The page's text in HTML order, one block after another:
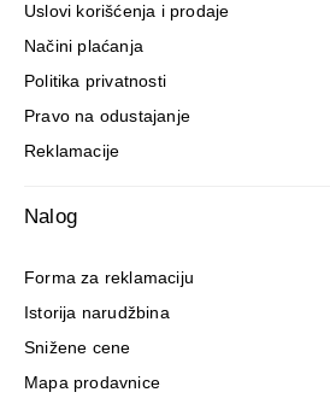
Uslovi korišćenja i prodaje
Načini plaćanja
Politika privatnosti
Pravo na odustajanje
Reklamacije
Nalog
Forma za reklamaciju
Istorija narudžbina
Snižene cene
Mapa prodavnice